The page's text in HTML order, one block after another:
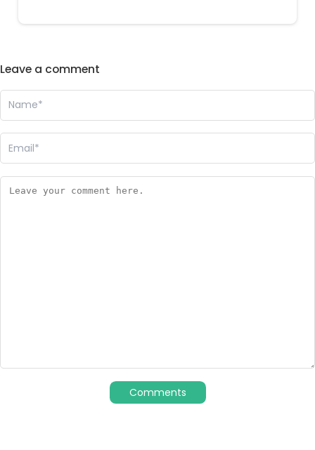
Leave a comment